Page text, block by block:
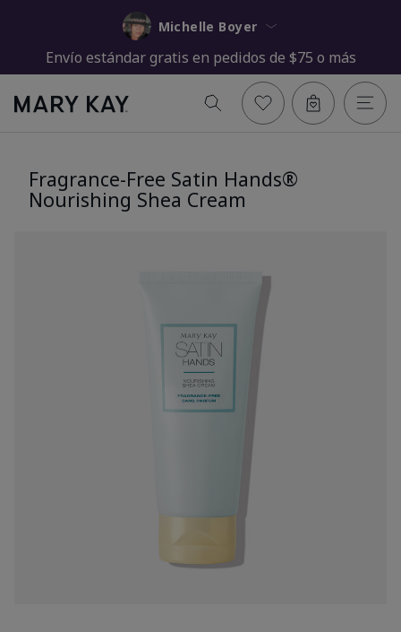
Michelle Boyer
Envío estándar gratis en pedidos de $75 o más
Fragrance-Free Satin Hands®
Nourishing Shea Cream